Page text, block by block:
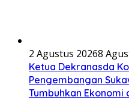
2 Agustus 20268
Ketua Dekranasda
Pengembangan
Tumbuhkan Ekonomi